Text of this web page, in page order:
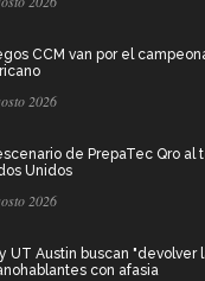
CCM van por el
2026
de PrepaTec Qro al
Unidos
2026
UT Austin buscan "devolver
con afasia